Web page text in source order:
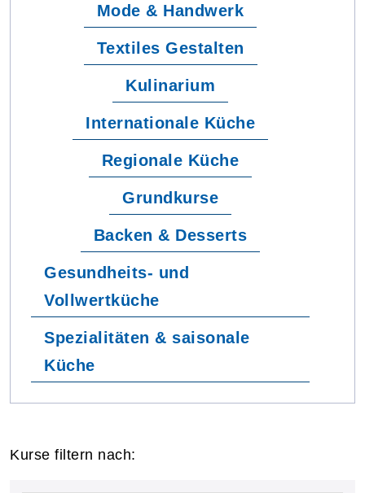
Mode & Handwerk
Textiles Gestalten
Kulinarium
Internationale Küche
Regionale Küche
Grundkurse
Backen & Desserts
Gesundheits- und
Vollwertküche
Spezialitäten & saisonale
Küche
Kurse filtern nach: